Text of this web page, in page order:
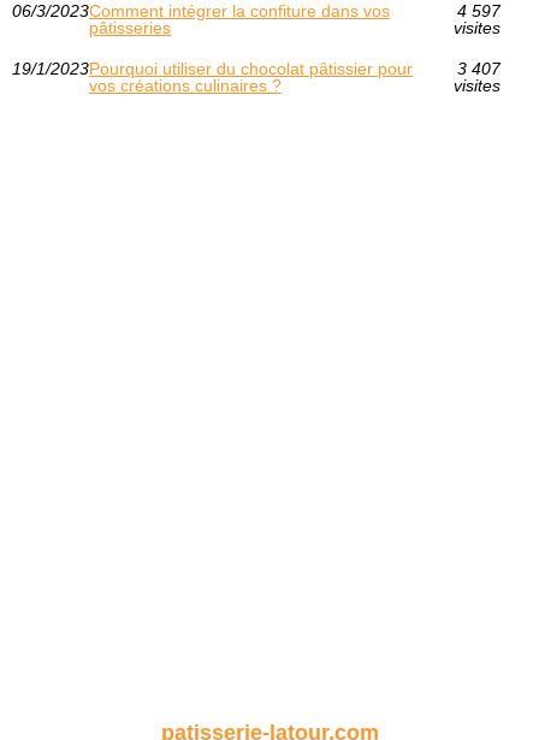
06/3/2023Comment intégrer la confiture dans vos
pâtisseries
4 597
visites
19/1/2023Pourquoi utiliser du chocolat pâtissier pour
vos créations culinaires ?
3 407
visites
patisserie-latour.com